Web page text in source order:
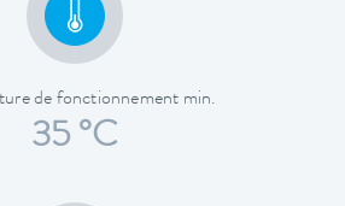
de fonctionnement min.
35 °C